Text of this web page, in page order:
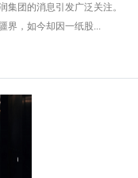
集团的消息引发广泛关注。
界，如今却因一纸股...